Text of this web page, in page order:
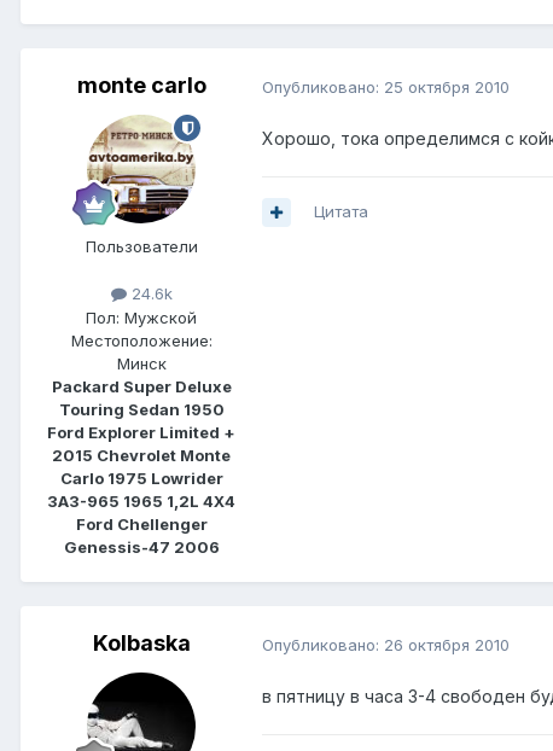
monte carlo
Пользователи
24.6k
Пол: Мужской
Местоположение:
Минск
Packard Super Deluxe
Touring Sedan 1950
Ford Explorer Limited +
2015 Chevrolet Monte
Carlo 1975 Lowrider
ЗАЗ-965 1965 1,2L 4Х4
Ford Chellenger
Genessis-47 2006
Опубликовано: 25 октября 2010
Хорошо, тока определимся с
Цитата
Kolbaska Опубликовано: 26 октября 2010
в пятницу в часа 3-4 свободен